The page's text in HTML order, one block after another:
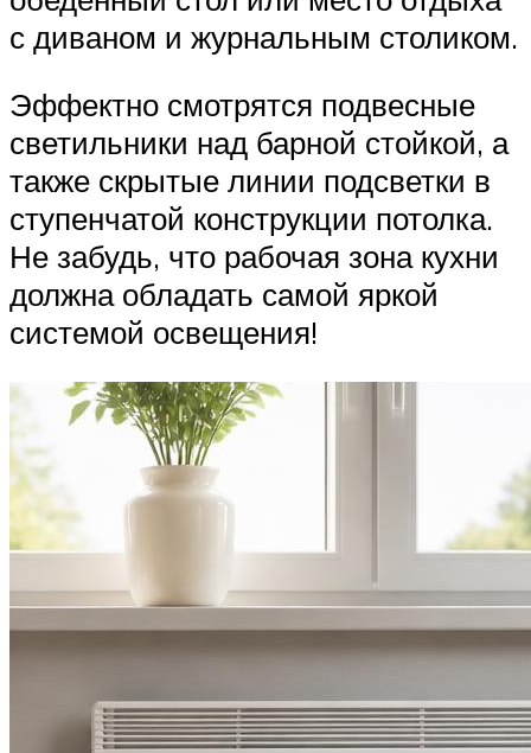
с диваном и журнальным столиком.
Эффектно смотрятся подвесные
светильники над барной стойкой, а
также скрытые линии подсветки в
ступенчатой конструкции потолка.
Не забудь, что рабочая зона кухни
должна обладать самой яркой
системой освещения!